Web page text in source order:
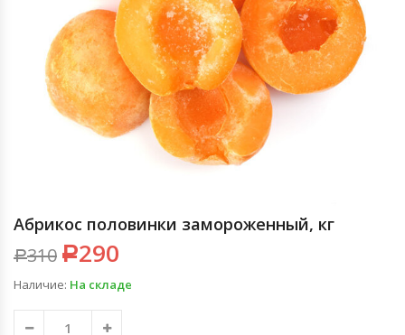
Абрикос половинки замороженный, кг
Р310 Р290
Наличие: На складе